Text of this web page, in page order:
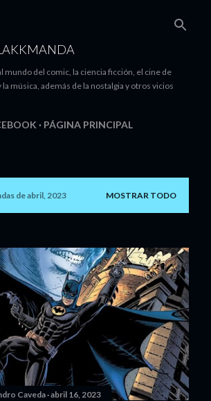
mundo del comic, la ciencia ficción, el cine de
música, además de la nostalgia y otros vicios
PÁGINA PRINCIPAL
de abril, 2023 MOSTRAR TODO
Caveda abril 16, 2023